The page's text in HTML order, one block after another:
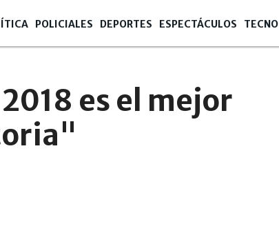
POLICIALES DEPORTES ESPECTÁCULOS TECNO
es el mejor